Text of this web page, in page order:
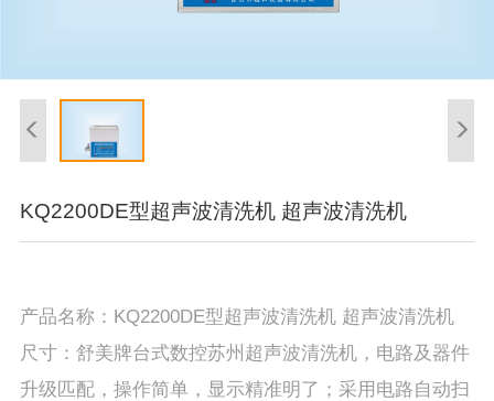
KQ2200DE型超声波清洗机 超声波清洗机
产品名称：KQ2200DE型超声波清洗机 超声波清洗机
尺寸：舒美牌台式数控苏州超声波清洗机，电路及器件
升级匹配，操作简单，显示精准明了；采用电路自动扫